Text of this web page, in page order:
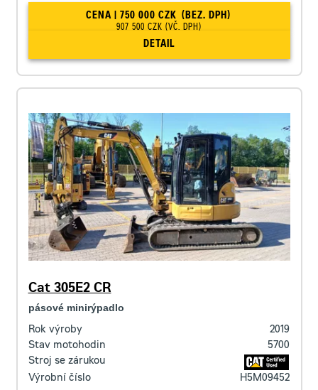
CENA | 750 000 CZK (BEZ. DPH)
907 500 CZK (VČ. DPH)
DETAIL
Cat 305E2 CR
pásové minirýpadlo
Rok výroby
2019
Stav motohodin
5700
Stroj se zárukou
Výrobní číslo
H5M09452